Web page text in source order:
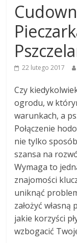
22 lutego 2017
Czy
ogrodu, w
warunkach, a
Połączenie
nie tylko
szansa na
Wymaga to
znajomości
uniknąć
założyć
jakie korzyści
wzbogacić